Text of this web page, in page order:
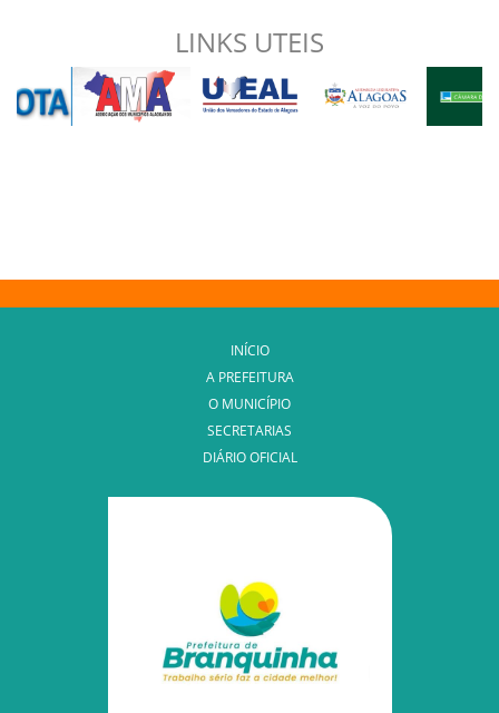
LINKS UTEIS
INÍCIO
A PREFEITURA
O MUNICÍPIO
SECRETARIAS
DIÁRIO OFICIAL